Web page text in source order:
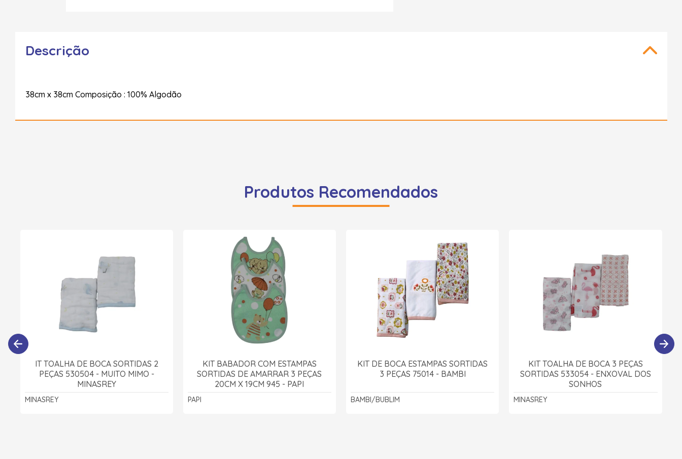
Descrição
38cm x 38cm Composição : 100% Algodão
Produtos Recomendados
IT TOALHA DE BOCA SORTIDAS 2
PEÇAS 530504 - MUITO MIMO -
MINASREY
MINASREY
KIT BABADOR COM ESTAMPAS
SORTIDAS DE AMARRAR 3 PEÇAS
20CM X 19CM 945 - PAPI
PAPI
KIT DE BOCA ESTAMPAS SORTIDAS
3 PEÇAS 75014 - BAMBI
BAMBI/BUBLIM
KIT TOALHA DE BOCA 3 PEÇAS
SORTIDAS 533054 - ENXOVAL DOS
SONHOS
MINASREY